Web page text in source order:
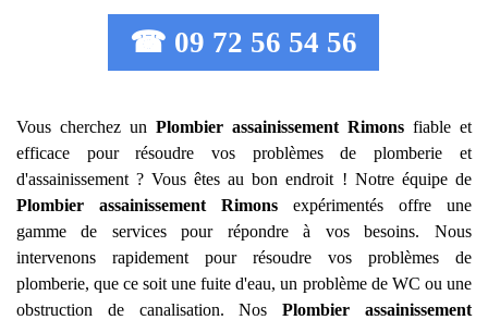
☎ 09 72 56 54 56
Vous cherchez un Plombier assainissement Rimonsfiable et
efficace pour résoudre vos problèmes de plomberie et
d'assainissement ? Vous êtes au bon endroit ! Notre équipe de
Plombier assainissement
Rimonsexpérimentés offre une
gamme de services pour répondre à vos besoins. Nous
intervenons rapidement pour résoudre vos problèmes de
plomberie, que ce soit une fuite d'eau, un problème de WC ou une
obstruction de canalisation. Nos Plombier assainissement